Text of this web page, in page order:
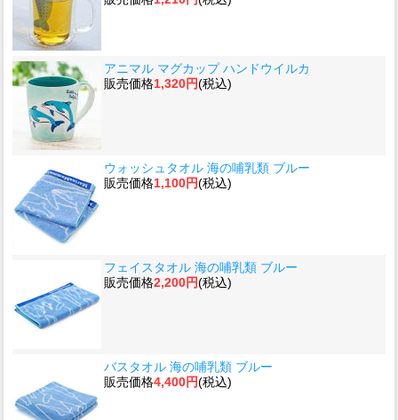
アニマル マグカップ ハンドウイルカ
販売価格1,320円(税込)
ウォッシュタオル 海の哺乳類 ブルー
販売価格1,100円(税込)
フェイスタオル 海の哺乳類 ブルー
販売価格2,200円(税込)
バスタオル 海の哺乳類 ブルー
販売価格4,400円(税込)